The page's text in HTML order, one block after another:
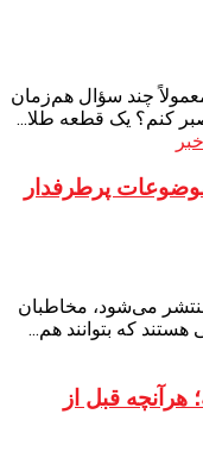
چند سؤال هم‌زمان
کنم؟ یک قطعه طلا...
پرطرفدار
می‌شود، مخاطبان
که بتوانند هم...
قبل از